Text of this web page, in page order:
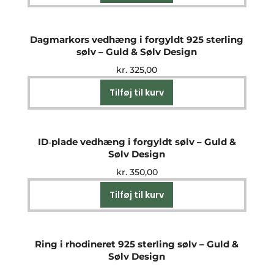
Dagmarkors vedhæng i forgyldt 925 sterling
sølv – Guld & Sølv Design
kr. 325,00
Tilføj til kurv
ID‑plade vedhæng i forgyldt sølv – Guld &
Sølv Design
kr.350,00
Tilføj til kurv
Ring i rhodineret 925 sterling sølv – Guld &
Sølv Design